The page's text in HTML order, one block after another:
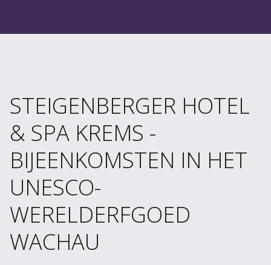
STEIGENBERGER HOTEL
& SPA KREMS -
BIJEENKOMSTEN IN HET
UNESCO-
WERELDERFGOED
WACHAU